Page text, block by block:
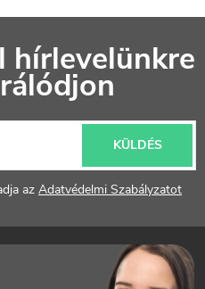
hírlevelünkre
az Adatvédelmi Szabályzatot
KÜLDÉS